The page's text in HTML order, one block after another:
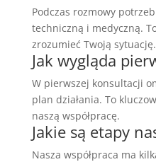
Podczas rozmowy
techniczną i medyczną.
zrozumieć Twoją sytuację.
Jak wygląda
W pierwszej konsultacji
plan działania. To
naszą współpracę.
Jakie są etapy
Nasza współpraca ma